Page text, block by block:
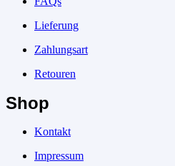
Lieferung
Zahlungsart
Retouren
Shop
Kontakt
Impressum